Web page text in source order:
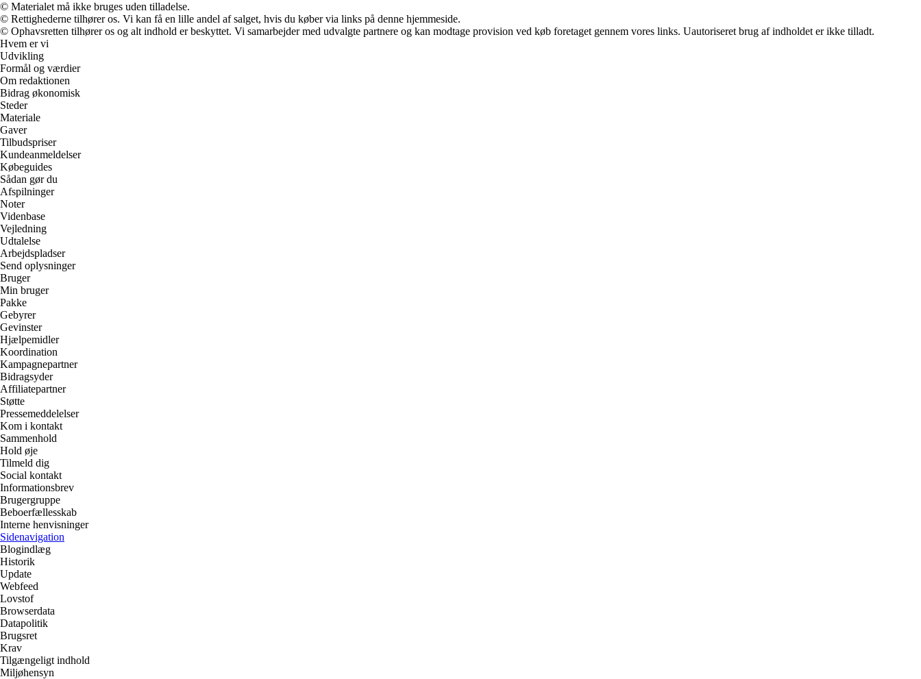
© Materialet må ikke bruges uden tilladelse.
© Rettighederne tilhører os. Vi kan få en lille andel af salget, hvis du køber via links på denne hjemmeside.
© Ophavsretten tilhører os og alt indhold er beskyttet. Vi samarbejder med udvalgte partnere og kan modtage provision ved køb foretaget gennem vores links. Uautoriseret brug af indholdet er ikke tilladt.
Hvem er vi
Udvikling
Formål og værdier
Om redaktionen
Bidrag økonomisk
Steder
Materiale
Gaver
Tilbudspriser
Kundeanmeldelser
Købeguides
Sådan gør du
Afspilninger
Noter
Videnbase
Vejledning
Udtalelse
Arbejdspladser
Send oplysninger
Bruger
Min bruger
Pakke
Gebyrer
Gevinster
Hjælpemidler
Koordination
Kampagnepartner
Bidragsyder
Affiliatepartner
Støtte
Pressemeddelelser
Kom i kontakt
Sammenhold
Hold øje
Tilmeld dig
Social kontakt
Informationsbrev
Brugergruppe
Beboerfællesskab
Interne henvisninger
Sidenavigation
Blogindlæg
Historik
Update
Webfeed
Lovstof
Browserdata
Datapolitik
Brugsret
Krav
Tilgængeligt indhold
Miljøhensyn